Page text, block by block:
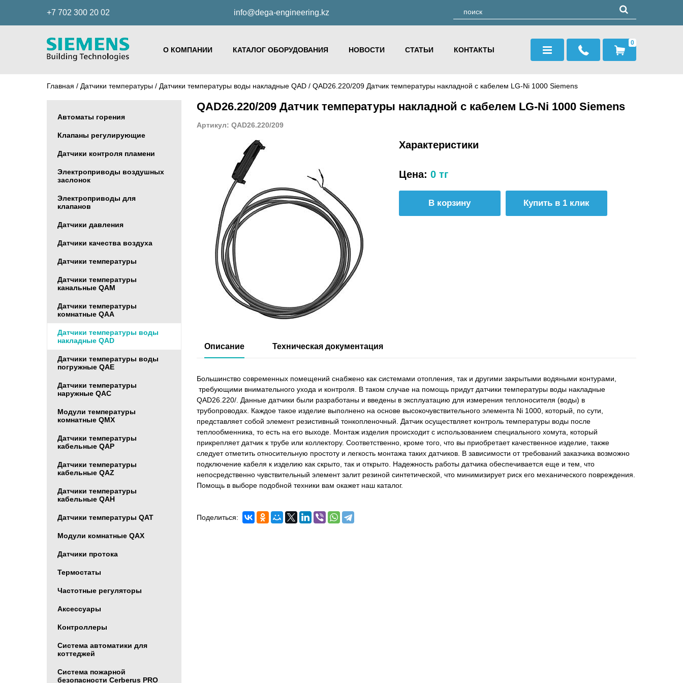
+7 702 300 20 02 info@dega-engineering.kz
О КОМПАНИИ КАТАЛОГ ОБОРУДОВАНИЯ НОВОСТИ СТАТЬИ КОНТАКТЫ
0
Главная / Датчики температуры / Датчики температуры воды накладные QAD / QAD26.220/209 Датчик температуры накладной с кабелем LG-Ni 1000 Siemens
Автоматы горения
Клапаны регулирующие
Датчики контроля пламени
Электроприводы воздушных
заслонок
Электроприводы для
клапанов
Датчики давления
Датчики качества воздуха
Датчики температуры
Датчики температуры
канальные QAM
Датчики температуры
комнатные QAA
Датчики температуры воды
накладные QAD
Датчики температуры воды
погружные QAE
Датчики температуры
наружные QAC
Модули температуры
комнатные QMX
Датчики температуры
кабельные QAP
Датчики температуры
кабельные QAZ
Датчики температуры
кабельные QAH
Датчики температуры QAT
Модули комнатные QAX
Датчики протока
Термостаты
Частотные регуляторы
Аксессуары
Контроллеры
Система автоматики для
коттеджей
Система пожарной
безопасности Cerberus PRO
QAD26.220/209 Датчик температуры накладной с кабелем LG-Ni 1000 Siemens
Артикул: QAD26.220/209
Характеристики
Цена: 0 тг
Купить в 1 клик
Описание Техническая документация
Большинство современных помещений снабжено как системами отопления, так и другими закрытыми водяными контурами,
требующими внимательного ухода и контроля. В таком случае на помощь придут датчики температуры воды накладные
QAD26.220/. Данные датчики были разработаны и введены в эксплуатацию для измерения теплоносителя (воды) в
трубопроводах. Каждое такое изделие выполнено на основе высокочувствительного элемента Ni 1000, который, по сути,
представляет собой элемент резистивный тонкопленочный. Датчик осуществляет контроль температуры воды после
теплообменника, то есть на его выходе. Монтаж изделия происходит с использованием специального хомута, который
прикрепляет датчик к трубе или коллектору. Соответственно, кроме того, что вы приобретает качественное изделие, также
следует отметить относительную простоту и легкость монтажа таких датчиков. В зависимости от требований заказчика возможно
подключение кабеля к изделию как скрыто, так и открыто. Надежность работы датчика обеспечивается еще и тем, что
непосредственно чувствительный элемент залит резиной синтетической, что минимизирует риск его механического повреждения.
Помощь в выборе подобной техники вам окажет наш каталог.
Поделиться: